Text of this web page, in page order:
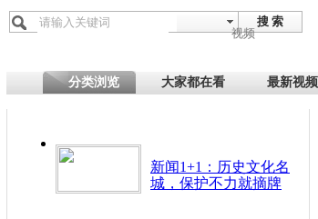
搜 索
视频
分类浏览 大家都在看 最新视频
新闻1+1：历史文化名
城，保护不力就摘牌